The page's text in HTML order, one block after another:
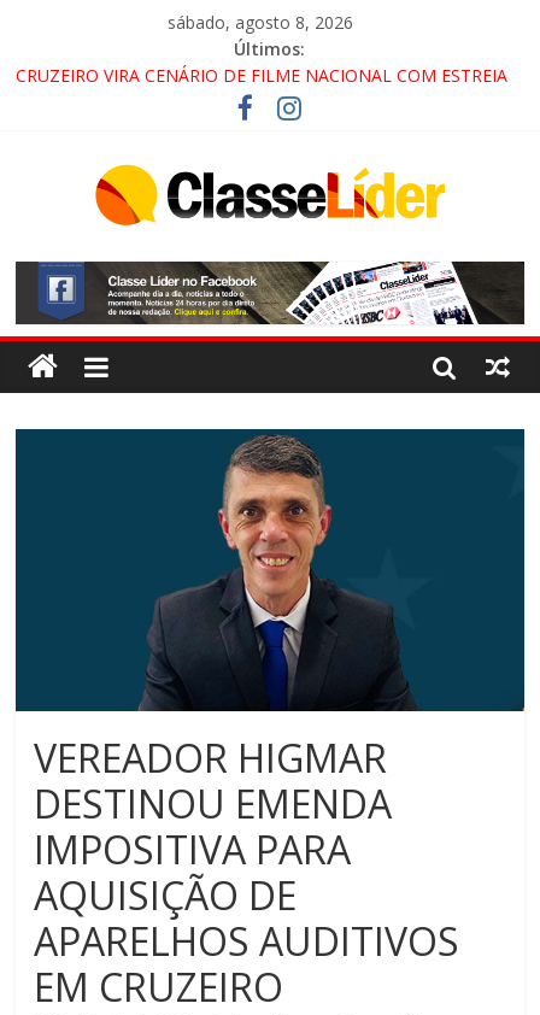
sábado, agosto 8, 2026
Últimos:
CRUZEIRO VIRA CENÁRIO DE FILME NACIONAL COM ESTREIA
PROMOTOR DO GAECO
ACESSO À APARECIDA NA DUTRA SERÁ BLOQUEADO NO FIM
ALTERNATIVAS
LORENA, PINDAMONHANGABA E QUELUZ NA RETA FINAL
PELA FÁBRICA DA COCA-COLA!
VEREADOR HIGMAR
DESTINOU EMENDA
IMPOSITIVA PARA
AQUISIÇÃO DE
APARELHOS AUDITIVOS
EM CRUZEIRO